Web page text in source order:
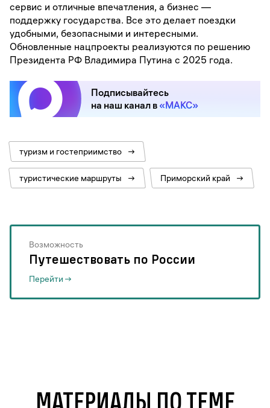
сервис и отличные впечатления, а бизнес —
поддержку государства. Все это делает поездки
удобными, безопасными и интересными.
Обновленные нацпроекты реализуются по решению
Президента РФ Владимира Путина с 2025 года.
Подписывайтесь
на наш канал в «МАКС»
туризм и гостеприимство →
туристические маршруты → Приморский край →
0 0